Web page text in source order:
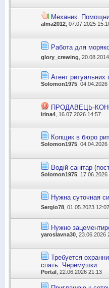
Механик.
alma2012, 07.07.2025
Работа для
glory_crewing ,
Агент ритуальних
Solomon1975 ,
ПРОДАВЕЦЬ-
irina4 , 16.07.2026 14:57
Копщик в бюро
Solomon1975 ,
Водій-санітар
Solomon1975 ,
Нужна суточная
Sergio78 , 01.05.2023 12:07
Нужно
yaroslavna30 , 23.06.2026
Требуется
спать. Черемушки.
Portal , 22.06.2026 21:13